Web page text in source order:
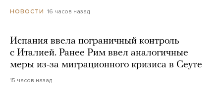
НОВОСТИ 16 часов назад
Испания ввела пограничный контроль
с Италией. Ранее Рим ввел аналогичные
меры из-за миграционного кризиса в Сеуте
15 часов назад